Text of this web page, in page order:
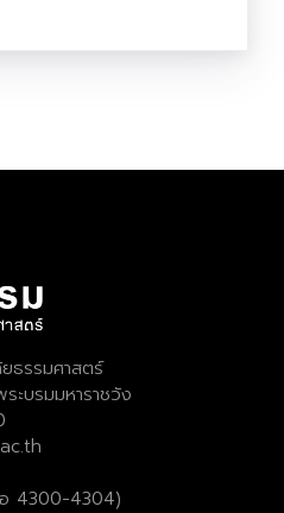
ธรรมศาสตร์
ะบรมมหาราชวัง
4300-4304)